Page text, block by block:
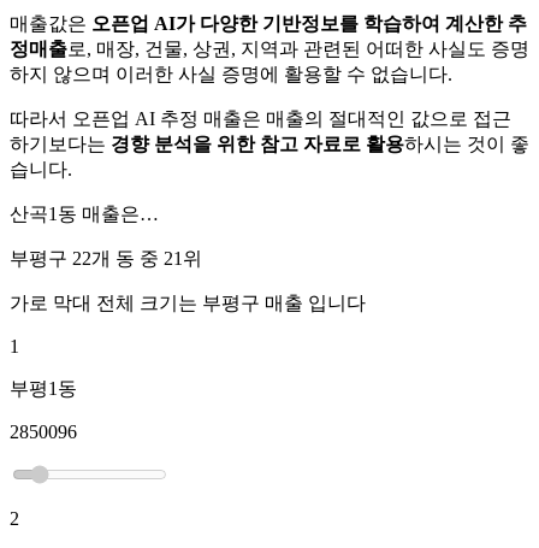
매출값은 오픈업 AI가 다양한 기반정보를 학습하여 계산한 추
정매출로, 매장, 건물, 상권, 지역과 관련된 어떠한 사실도 증명
하지 않으며 이러한 사실 증명에 활용할 수 없습니다.
따라서 오픈업 AI 추정 매출은 매출의 절대적인 값으로 접근
하기보다는 경향 분석을 위한 참고 자료로 활용하시는 것이 좋
습니다.
산곡1동 매출은…
부평구 22개 동 중 21위
가로 막대 전체 크기는 부평구 매출 입니다
1
부평1동
2850096
2